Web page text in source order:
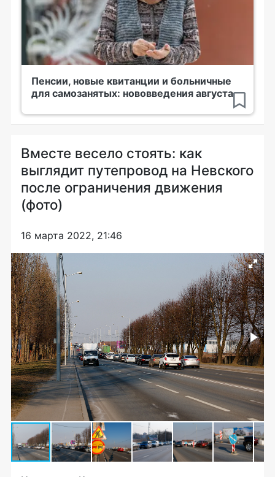
Пенсии, новые квитанции и больничные
для самозанятых: нововведения августа
Вместе весело стоять: как
выглядит путепровод на Невского
после ограничения движения
(фото)
16 марта 2022, 21:46